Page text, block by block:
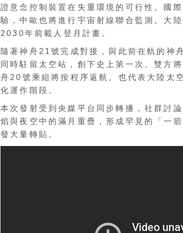
證意念控制裝置在失重環境的可行性。國
驗，中歐也將進行宇宙射線聯合監測。大
2030年前載人登月計畫。
隨著神舟21號完成對接，與此前在軌的神
同時駐留太空站，創下史上第一次。雙方
舟20號乘組將按程序返航。也代表大陸太
化運作階段。
本次發射受到央媒平台同步轉播，社群討
焰與夜空中的滿月重疊，形成罕見的「一
發大量轉貼。